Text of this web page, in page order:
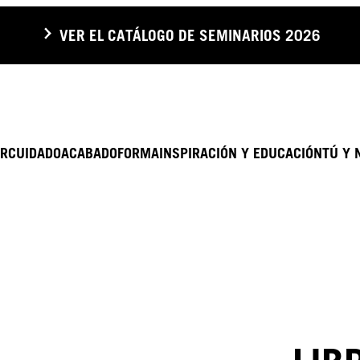
VER EL CATÁLOGO DE SEMINARIOS 2026
CUIDADOACABADOFORMAINSPIRACIÓN Y EDUCACIÓNTÚ Y